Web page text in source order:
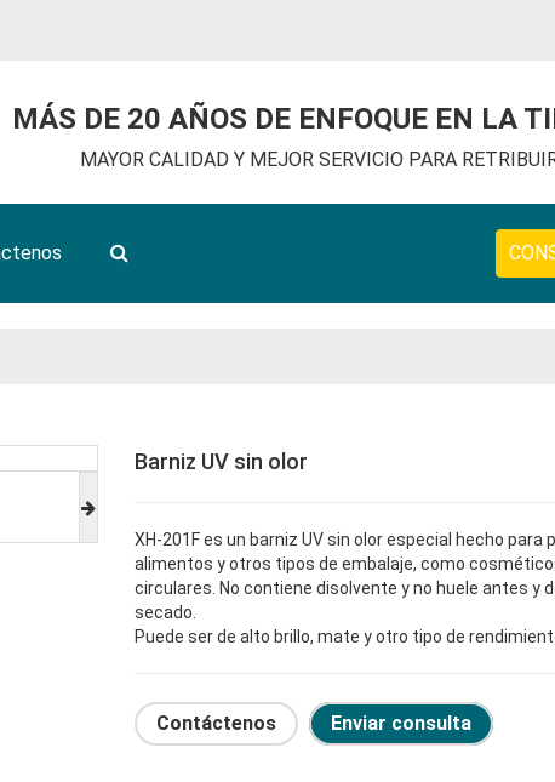
MÁS DE 20 AÑOS DE ENFOQUE EN LA
MAYOR CALIDAD Y MEJOR SERVICIO PARA
Barniz UV sin olor
XH-201F es un barniz UV sin olor especial hecho para
alimentos y otros tipos de embalaje, como
circulares. No contiene disolvente y no huele antes y
secado.
Puede ser de alto brillo, mate y otro tipo de
Contáctenos Enviar consulta